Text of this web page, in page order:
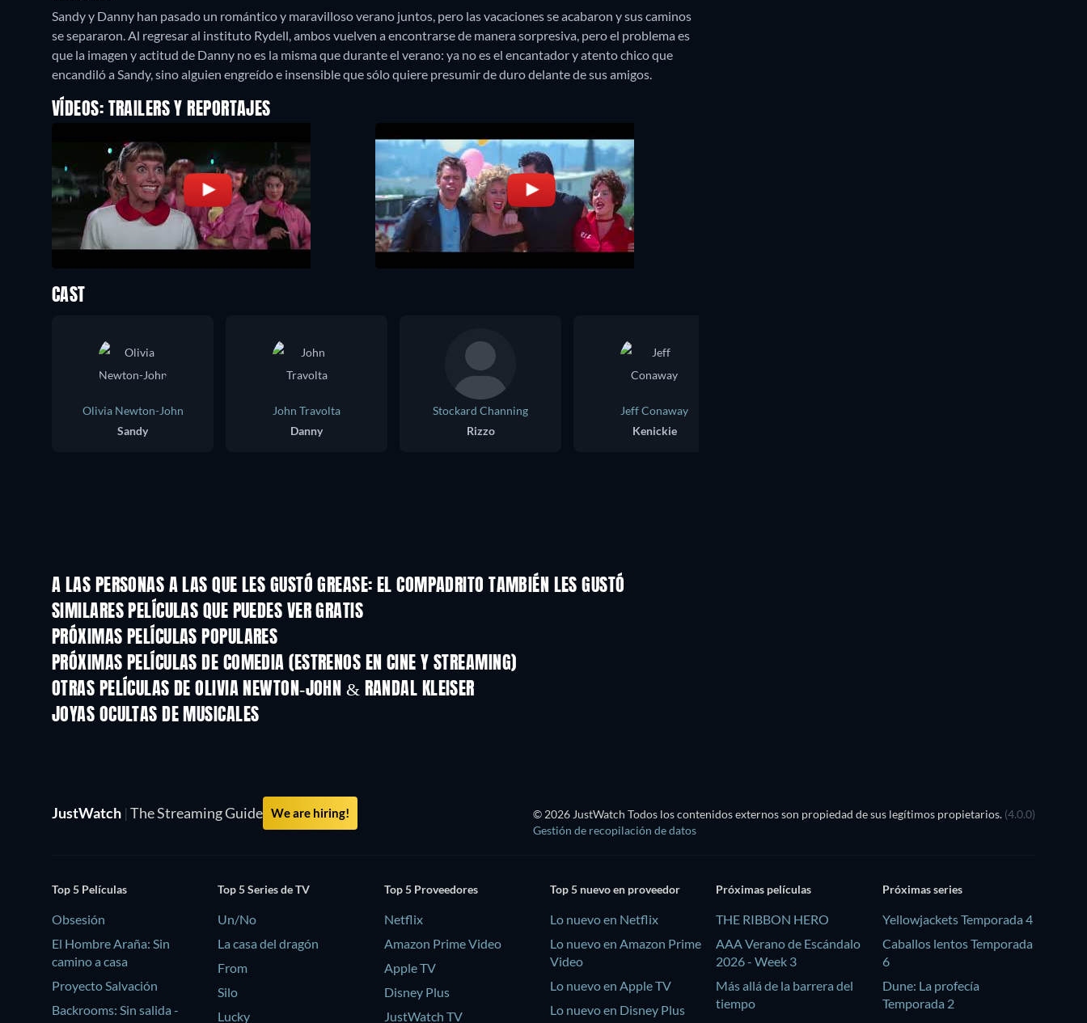
Sandy y Danny han pasado un romántico y maravilloso verano juntos, pero las vacaciones se acabaron y sus caminos
se separaron. Al regresar al instituto Rydell, ambos vuelven a encontrarse de manera sorpresiva, pero el problema es
que la imagen y actitud de Danny no es la misma que durante el verano: ya no es el encantador y atento chico que
encandiló a Sandy, sino alguien engreído e insensible que sólo quiere presumir de duro delante de sus amigos.
VÍDEOS: TRAILERS Y REPORTAJES
CAST
Olivia Newton-John
Sandy
John Travolta
Danny
Stockard Channing
Rizzo
Jeff Conaway
Kenickie
A LAS PERSONAS A LAS QUE LES GUSTÓ GREASE: EL COMPADRITO TAMBIÉN LES GUSTÓ
SIMILARES PELÍCULAS QUE PUEDES VER GRATIS
PRÓXIMAS PELÍCULAS POPULARES
PRÓXIMAS PELÍCULAS DE COMEDIA (ESTRENOS EN CINE Y STREAMING)
OTRAS PELÍCULAS DE OLIVIA NEWTON-JOHN & RANDAL KLEISER
JOYAS OCULTAS DE MUSICALES
JustWatch | The Streaming Guide We are hiring! © 2026 JustWatch Todos los contenidos externos son propiedad de sus legítimos propietarios. (4.0.0)
Gestión de recopilación de datos
Top 5 Películas
Obsesión
El Hombre Araña: Sin
camino a casa
Proyecto Salvación
Backrooms: Sin salida -
Top 5 Series de TV
Un/No
La casa del dragón
From
Silo
Lucky
Top 5 Proveedores
Netflix
Amazon Prime Video
Apple TV
Disney Plus
JustWatch TV
Top 5 nuevo en proveedor
Lo nuevo en Netflix
Lo nuevo en Amazon Prime
Video
Lo nuevo en Apple TV
Lo nuevo en Disney Plus
Próximas películas
THE RIBBON HERO
AAA Verano de Escándalo
2026 - Week 3
Más allá de la barrera del
tiempo
Próximas series
Yellowjackets Temporada 4
Caballos lentos Temporada
6
Dune: La profecía
Temporada 2